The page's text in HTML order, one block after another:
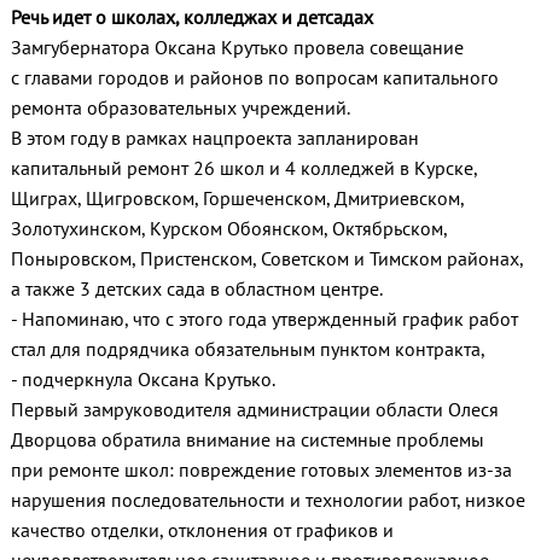
Речь идет о школах, колледжах и детсадах
Замгубернатора Оксана Крутько провела совещание
с главами городов и районов по вопросам капитального
ремонта образовательных учреждений.
В этом году в рамках нацпроекта запланирован
капитальный ремонт 26 школ и 4 колледжей в Курске,
Щиграх, Щигровском, Горшеченском, Дмитриевском,
Золотухинском, Курском Обоянском, Октябрьском,
Поныровском, Пристенском, Советском и Тимском районах,
а также 3 детских сада в областном центре.
- Напоминаю, что с этого года утвержденный график работ
стал для подрядчика обязательным пунктом контракта,
- подчеркнула Оксана Крутько.
Первый замруководителя администрации области Олеся
Дворцова обратила внимание на системные проблемы
при ремонте школ: повреждение готовых элементов из-за
нарушения последовательности и технологии работ, низкое
качество отделки, отклонения от графиков и